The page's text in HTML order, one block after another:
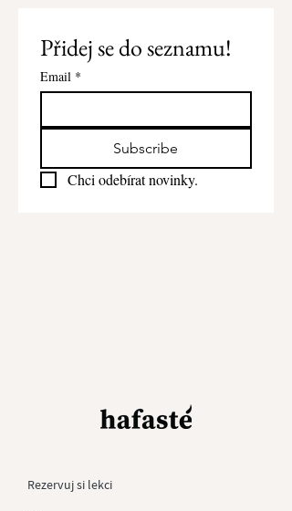
Přidej se do seznamu!
Email *
Subscribe
Chci odebírat novinky.
Rezervuj si lekci